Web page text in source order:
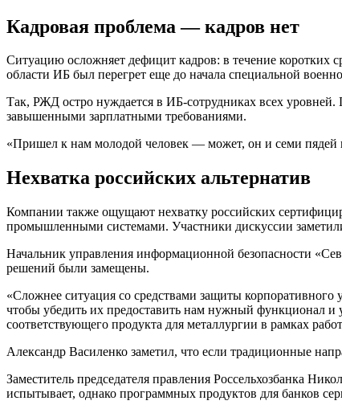
Кадровая проблема — кадров нет
Ситуацию осложняет дефицит кадров: в течение коротких
области ИБ был перегрет еще до начала специальной
Так, РЖД остро нуждается в ИБ-сотрудниках всех
завышенными зарплатными требованиями.
«Пришел к нам молодой человек — может, он и семи пядей
Нехватка российских альтернатив
Компании также ощущают нехватку российских
промышленными системами. Участники дискуссии
Начальник управления информационной безопасности
решений были замещены.
«Сложнее ситуация со средствами защиты
чтобы убедить их предоставить нам нужный функционал и
соответствующего продукта для металлургии в рамках
Александр Василенко заметил, что если традиционные
Заместитель председателя правления Россельхозбанка
испытывает, однако программных продуктов для банков